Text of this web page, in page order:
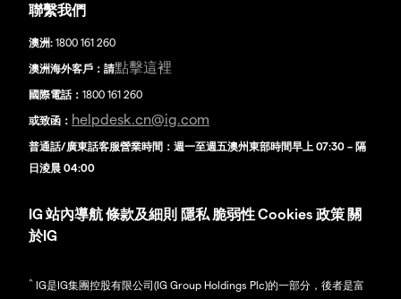
聯繫我們
澳洲: 1800 161 260
澳洲海外客戶：請點擊這裡
國際電話： 1800 161 260
或致函： helpdesk.cn@ig.com
普通話/廣東話客服營業時間：週一至週五澳州東部時間早上 07:30 – 隔
日淩晨 04:00
IG 站內導航條款及細則 隱私 脆弱性Cookies 政策 關
於IG
^ IG是IG集團控股有限公司(IG Group Holdings Plc)的一部分，後者是富